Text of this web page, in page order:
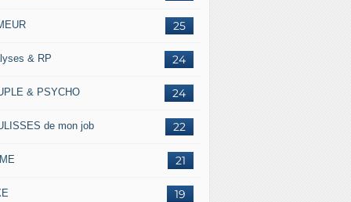
25
24
& RP
24
& PSYCHO
22
de mon job
21
19